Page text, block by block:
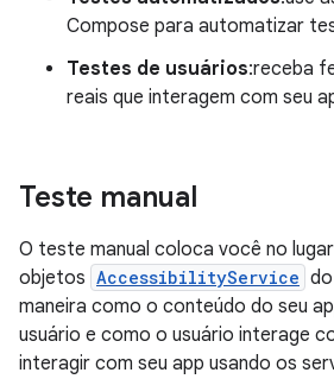
Compose para automatizar
Testes de usuários:receba
reais que interagem com seu
Teste manual
O teste manual coloca você no
objetos AccessibilityService
maneira como o conteúdo do seu
usuário e como o usuário interage
interagir com seu app usando os